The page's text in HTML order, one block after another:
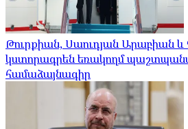
Թուրքիան, Սաուդյան Արաբիան
կստորագրեն եռակողմ
համաձայնագիր